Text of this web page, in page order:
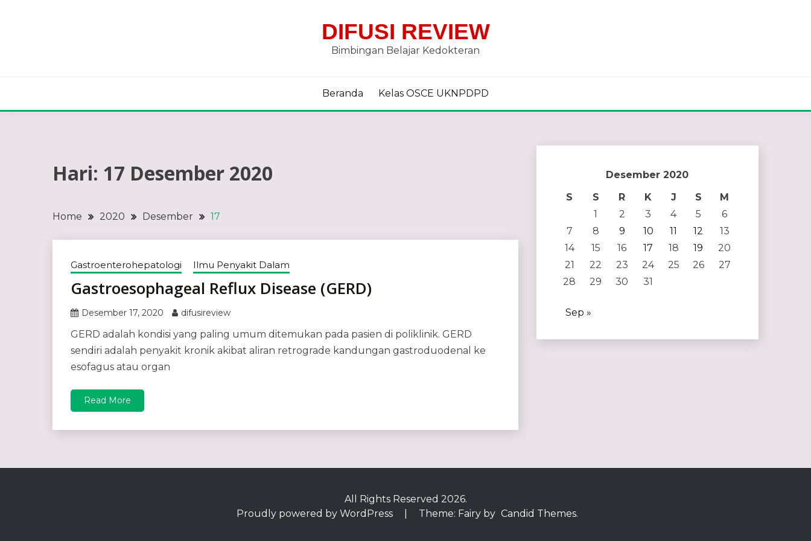
DIFUSI REVIEW
Bimbingan Belajar Kedokteran
Beranda Kelas OSCE UKNPDPD
Hari: 17 Desember 2020
Home 2020 Desember 17
Gastroenterohepatologi Ilmu Penyakit Dalam
Gastroesophageal Reflux Disease (GERD)
Desember 17, 2020 difusireview
GERD adalah kondisi yang paling umum ditemukan pada pasien di poliklinik. GERD
sendiri adalah penyakit kronik akibat aliran retrograde kandungan gastroduodenal ke
esofagus atau organ
Read More
Desember 2020
S
S R K J S
M
1
2 3 4 5
6
7
8 9 10 11 12
13
14
15 16 17 18 19
20
21
22 23 24 25 26
27
28
29 30 31
Sep »
All Rights Reserved 2026.
Proudly powered by WordPress
Theme: Fairy by Candid Themes.